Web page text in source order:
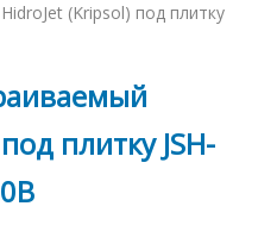
(Kripsol) под плитку
плитку JSH-